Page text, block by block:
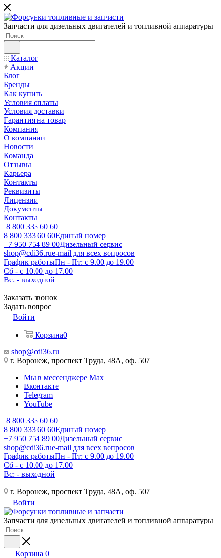
Запчасти для дизельных двигателей и топливной аппаратуры
Каталог
Акции
Блог
Бренды
Как купить
Условия оплаты
Условия доставки
Гарантия на товар
Компания
О компании
Новости
Команда
Отзывы
Карьера
Контакты
Реквизиты
Лицензии
Документы
Контакты
8 800 333 60 60
8 800 333 60 60Единый номер
+7 950 754 89 00Дизельный сервис
shop@cdi36.rue-mail для всех вопросов
График работыПн - Пт: с 9.00 до 19.00
Сб - с 10.00 до 17.00
Вс: - выходной
Заказать звонок
Задать вопрос
Войти
Корзина0
shop@cdi36.ru
г. Воронеж, проспект Труда, 48А, оф. 507
Мы в мессенджере Max
Вконтакте
Telegram
YouTube
8 800 333 60 60
8 800 333 60 60Единый номер
+7 950 754 89 00Дизельный сервис
shop@cdi36.rue-mail для всех вопросов
График работыПн - Пт: с 9.00 до 19.00
Сб - с 10.00 до 17.00
Вс: - выходной
г. Воронеж, проспект Труда, 48А, оф. 507
Войти
Запчасти для дизельных двигателей и топливной аппаратуры
Корзина 0